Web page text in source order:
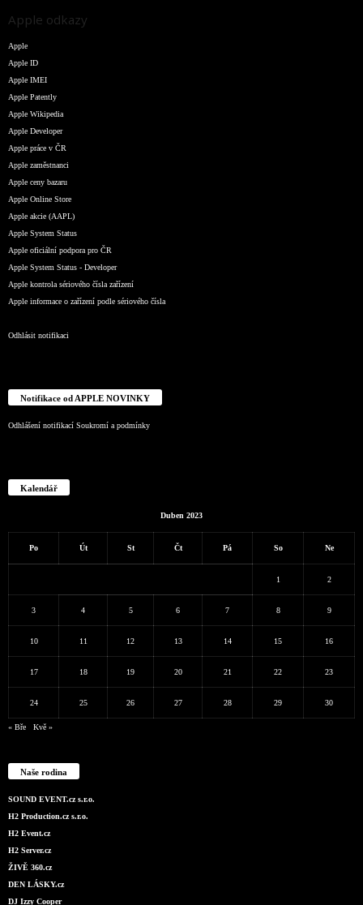
Apple odkazy
Apple
Apple ID
Apple IMEI
Apple Patently
Apple Wikipedia
Apple Developer
Apple práce v ČR
Apple zaměstnanci
Apple ceny bazaru
Apple Online Store
Apple akcie (AAPL)
Apple System Status
Apple oficiální podpora pro ČR
Apple System Status - Developer
Apple kontrola sériového čísla zařízení
Apple informace o zařízení podle sériového čísla
Odhlásit notifikaci
Notifikace od APPLE NOVINKY
Odhlášení notifikací Soukromí a podmínky
Kalendář
Duben 2023
Po Út St Čt Pá So Ne
1 2
3 4 5 6 7 8 9
10 11 12 13 14 15 16
17 18 19 20 21 22 23
24 25 26 27 28 29 30
« Bře Kvě »
Naše rodina
SOUND EVENT.cz s.r.o.
H2 Production.cz s.r.o.
H2 Event.cz
H2 Server.cz
ŽIVĚ 360.cz
DEN LÁSKY.cz
DJ Izzy Cooper